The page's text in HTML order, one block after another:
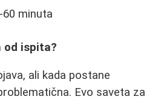
60 minuta
od ispita?
ali kada postane
Evo saveta za